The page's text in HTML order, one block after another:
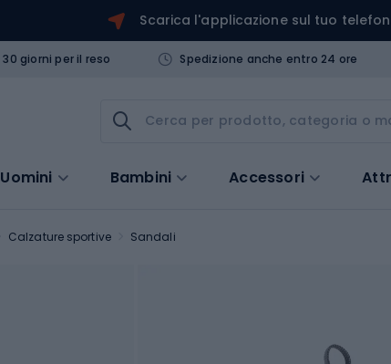
Scarica l'applicazione sul tuo
30 giorni per il reso Spedizione anche entro 24 ore
Uomini Bambini Accessori
Calzature sportive Sandali